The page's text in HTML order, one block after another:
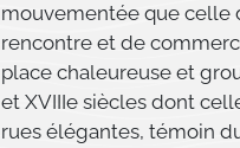
mouvementée que celle
rencontre et de
place chaleureuse et
et XVIIIe siècles dont
rues élégantes, témoin